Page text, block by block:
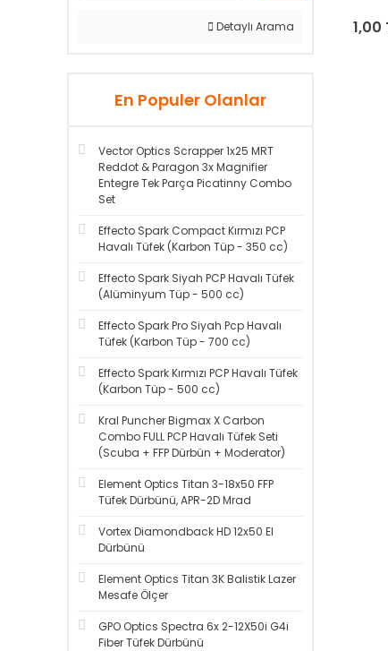
Detaylı Arama
En Populer Olanlar
Vector Optics Scrapper 1x25 MRT
Reddot & Paragon 3x Magnifier
Entegre Tek Parça Picatinny Combo
Set
Effecto Spark Compact Kırmızı PCP
Havalı Tüfek (Karbon Tüp - 350 cc)
Effecto Spark Siyah PCP Havalı Tüfek
(Alüminyum Tüp - 500 cc)
Effecto Spark Pro Siyah Pcp Havalı
Tüfek (Karbon Tüp - 700 cc)
Effecto Spark Kırmızı PCP Havalı Tüfek
(Karbon Tüp - 500 cc)
Kral Puncher Bigmax X Carbon
Combo FULL PCP Havalı Tüfek Seti
(Scuba + FFP Dürbün + Moderator)
Element Optics Titan 3-18x50 FFP
Tüfek Dürbünü, APR-2D Mrad
Vortex Diamondback HD 12x50 El
Dürbünü
Element Optics Titan 3K Balistik Lazer
Mesafe Ölçer
GPO Optics Spectra 6x 2-12X50i G4i
Fiber Tüfek Dürbünü
1,00